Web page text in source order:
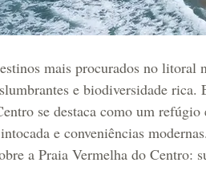
mais procurados no litoral
e biodiversidade
se destaca como um
e conveniências
a Praia Vermelha do Centro: